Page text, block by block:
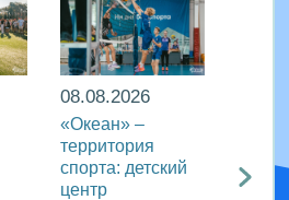
08.08.2026
«Океан» –
территория
спорта: детский
центр